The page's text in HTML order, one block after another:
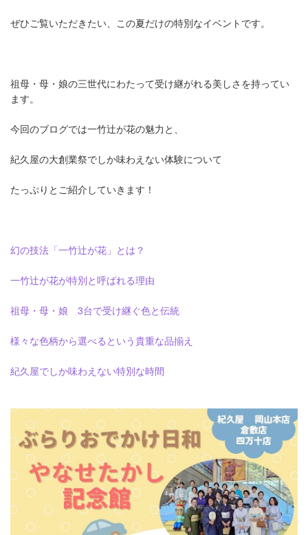
ぜひご覧いただきたい、この夏だけの特別なイベントです。
祖母・母・娘の三世代にわたって受け継がれる美しさを持ってい
ます。
今回のブログでは一竹辻が花の魅力と、
紀久屋の大創業祭でしか味わえない体験について
たっぷりとご紹介していきます！
幻の技法「一竹辻が花」とは？
一竹辻が花が特別と呼ばれる理由
祖母・母・娘 3台で受け継ぐ色と伝統
様々な色柄から選べるという貴重な品揃え
紀久屋でしか味わえない特別な時間